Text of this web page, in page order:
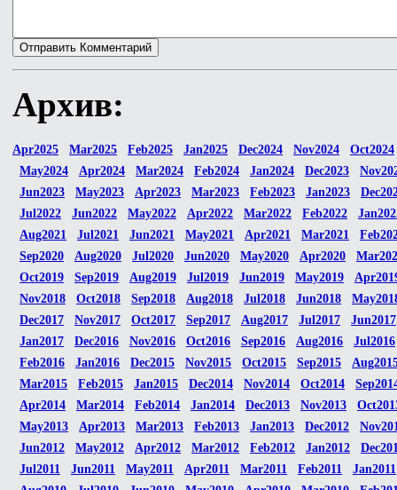
Архив:
Apr2025 Mar2025 Feb2025 Jan2025 Dec2024 Nov2024
Oct2024
May2024
Apr2024 Mar2024 Feb2024 Jan2024 Dec2023
Jun2023
May2023 Apr2023 Mar2023 Feb2023 Jan2023
Jul2022
Jun2022 May2022 Apr2022 Mar2022 Feb2022
Aug2021
Jul2021 Jun2021 May2021 Apr2021 Mar2021
Sep2020
Aug2020 Jul2020 Jun2020 May2020 Apr2020
Oct2019
Sep2019 Aug2019 Jul2019 Jun2019 May2019
Nov2018
Oct2018 Sep2018 Aug2018 Jul2018 Jun2018
Dec2017
Nov2017 Oct2017 Sep2017 Aug2017 Jul2017
Jun2017
Jan2017
Dec2016 Nov2016 Oct2016 Sep2016 Aug2016
Jul2016
Feb2016
Jan2016 Dec2015 Nov2015 Oct2015 Sep2015
Mar2015
Feb2015 Jan2015 Dec2014 Nov2014 Oct2014
Apr2014
Mar2014 Feb2014 Jan2014 Dec2013 Nov2013
May2013
Apr2013 Mar2013 Feb2013 Jan2013 Dec2012
Jun2012
May2012 Apr2012 Mar2012 Feb2012 Jan2012
Jul2011
Jun2011 May2011 Apr2011 Mar2011 Feb2011
Jan2011